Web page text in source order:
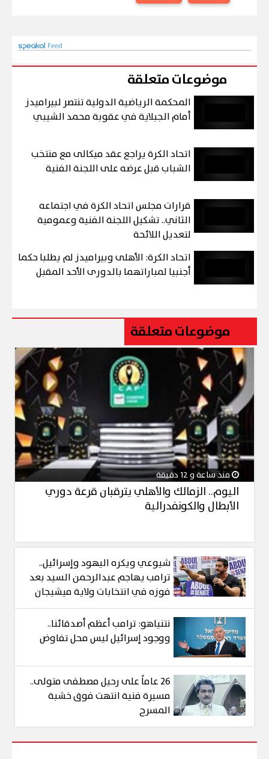
موضوعات متعلقة
المحكمة الرياضية الدولية تنتصر لبيراميدز
أمام الجبلاية في عقوبة محمد الشيبي
اتحاد الكرة يراجع عقد ميكالى مع منتخب
الشباب قبل عرضه على اللجنة الفنية
قرارات مجلس اتحاد الكرة في اجتماعه
الثاني.. تشكيل اللجنة الفنية وعمومية
لتعديل اللائحة
اتحاد الكرة: الأهلى وبيراميدز لم يطلبا حكما
أجنبيا لمباراتهما بالدورى الأحد المقبل
موضوعات متعلقة
منذ ساعة و 12 دقيقة
اليوم.. الزمالك والأهلي يترقبان قرعة دوري
الأبطال والكونفدرالية
شيوعي ويكره اليهود وإسرائيل..
ترامب يهاجم عبدالرحمن السيد بعد
فوزه في انتخابات ولاية ميشيجان
نتنياهو: ترامب أعظم أصدقائنا..
ووجود إسرائيل ليس محل تفاوض
26 عاماً على رحيل مصطفى متولى..
مسيرة فنية انتهت فوق خشبة
المسرح